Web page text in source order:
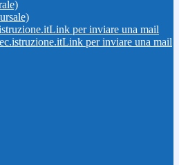
Link per inviare una mail
Link per inviare una mail